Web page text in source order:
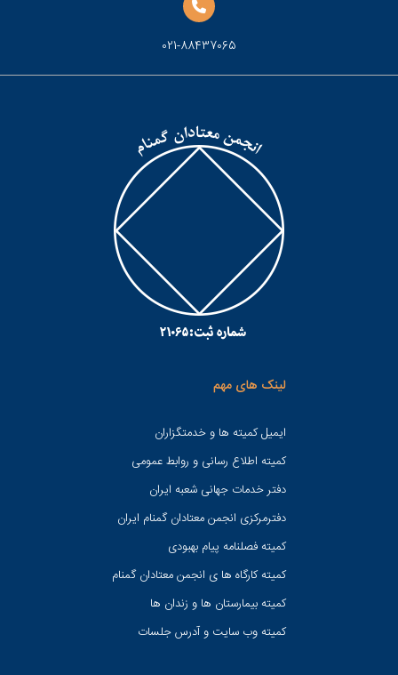
021-88437065
لینک های مهم
ایمیل کمیته ها و خدمتگزاران
کميته اطلاع رسانی و روابط عمومی
دفتر خدمات جهانی شعبه ايران
دفترمرکزی انجمن معتادان گمنام ایران
کمیته فصلنامه پیام بهبودی
کمیته کارگاه ها ی انجمن معتادان گمنام
کمیته بیمارستان ها و زندان ها
کمیته وب سایت و آدرس جلسات